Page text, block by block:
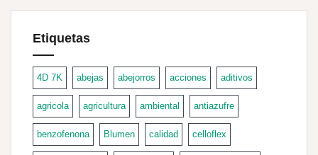
Etiquetas
4D 7K abejas abejorros acciones aditivos
agricola agricultura ambiental antiazufre
benzofenona Blumen calidad celloflex